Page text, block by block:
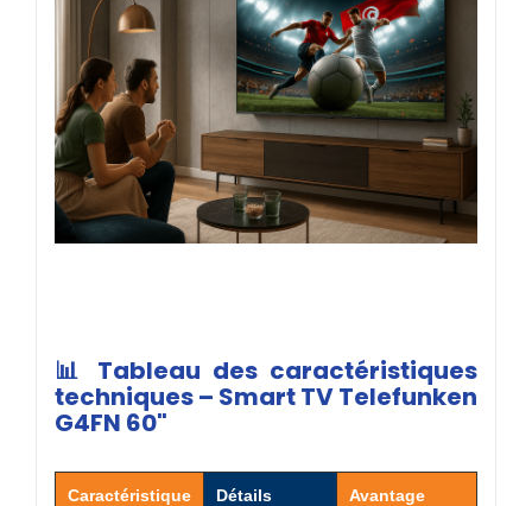
📊 Tableau des caractéristiques
techniques – Smart TV Telefunken
G4FN 60"
Caractéristique Détails Avantage